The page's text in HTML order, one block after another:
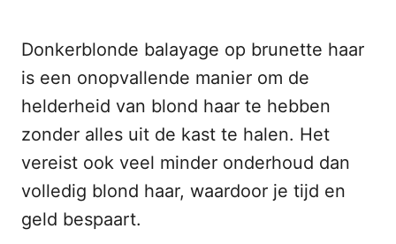
Donkerblonde balayage op brunette haar
is een onopvallende manier om de
helderheid van blond haar te hebben
zonder alles uit de kast te halen. Het
vereist ook veel minder onderhoud dan
volledig blond haar, waardoor je tijd en
geld bespaart.